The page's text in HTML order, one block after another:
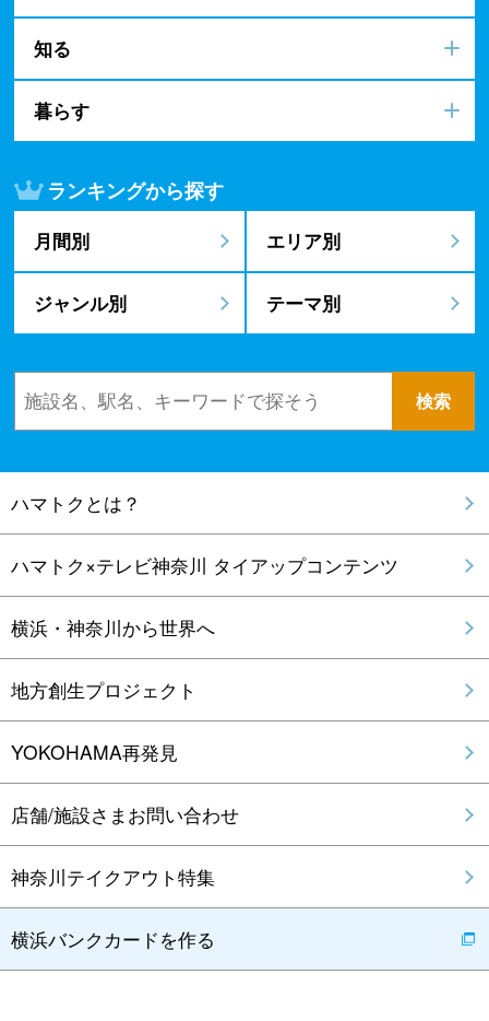
知る
暮らす
ランキングから探す
月間別 エリア別
ジャンル別 テーマ別
ハマトクとは？
ハマトク×テレビ神奈川 タイアップコンテンツ
横浜・神奈川から世界へ
地方創生プロジェクト
YOKOHAMA再発見
店舗/施設さまお問い合わせ
神奈川テイクアウト特集
横浜バンクカードを作る